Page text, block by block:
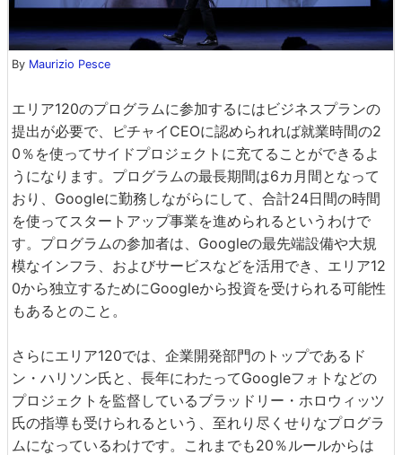
By Maurizio Pesce
エリア120のプログラムに参加するにはビジネスプランの
提出が必要で、ピチャイCEOに認められれば就業時間の2
0％を使ってサイドプロジェクトに充てることができるよ
うになります。プログラムの最長期間は6カ月間となって
おり、Googleに勤務しながらにして、合計24日間の時間
を使ってスタートアップ事業を進められるというわけで
す。プログラムの参加者は、Googleの最先端設備や大規
模なインフラ、およびサービスなどを活用でき、エリア12
0から独立するためにGoogleから投資を受けられる可能性
もあるとのこと。
さらにエリア120では、企業開発部門のトップであるド
ン・ハリソン氏と、長年にわたってGoogleフォトなどの
プロジェクトを監督しているブラッドリー・ホロウィッツ
氏の指導も受けられるという、至れり尽くせりなプログラ
ムになっているわけです。これまでも20％ルールからは